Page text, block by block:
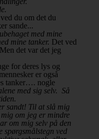
du om det du
sande...
med mine
mine tanker. Det ved
det var det jeg
for deres lys og
er også
tanker…. nogle
med sig selv. Så
sandt! Til at slå mig
om jeg er mindre
om mig selv på den
spørgsmålstegn ved